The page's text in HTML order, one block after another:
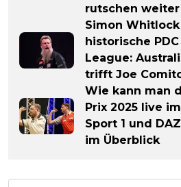
rutschen weiter
Simon
historische
League:
trifft Joe
Wie kann man
Prix 2025 live
Sport 1 und
im Überblick